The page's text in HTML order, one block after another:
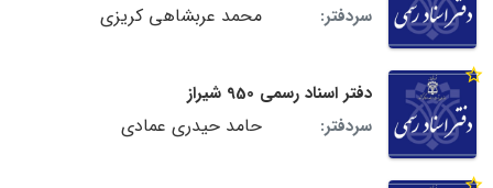
سردفتر:
محمد عربشاهی کریزی
دفتر اسناد رسمی 950 شیراز
سردفتر:
حامد حیدری عمادی